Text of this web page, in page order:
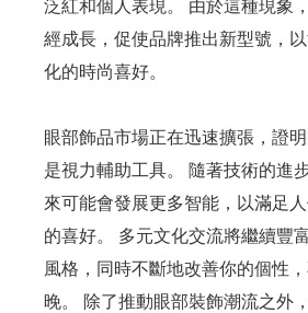
泛紅和個人表現。 由於這種現象
經成長，促使品牌推出新型號，
化的時尚喜好。
眼部飾品市場正在迅速擴張，證
是視力輔助工具。 隨著技術的進
來可能會發展更多智能，以滿足
的喜好。 多元文化交流將繼續豐
風格，同時不斷地改善你的個性
晚。 除了推動眼部裝飾潮流之外